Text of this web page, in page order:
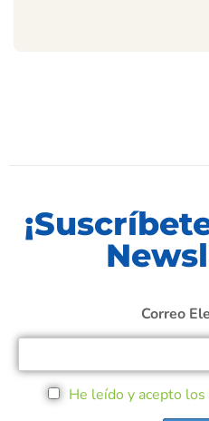
Correo
He leído y acepto